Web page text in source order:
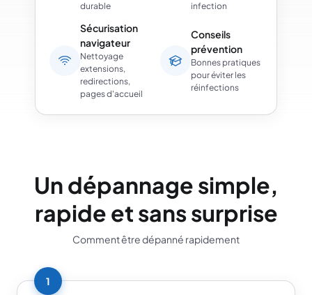
durable
infection
Sécurisation
navigateur
Nettoyage
extensions,
redirections,
pages d'accueil
Conseils
prévention
Bonnes pratiques
pour éviter les
réinfections
Un dépannage simple,
rapide et sans surprise
Comment être dépanné rapidement
1